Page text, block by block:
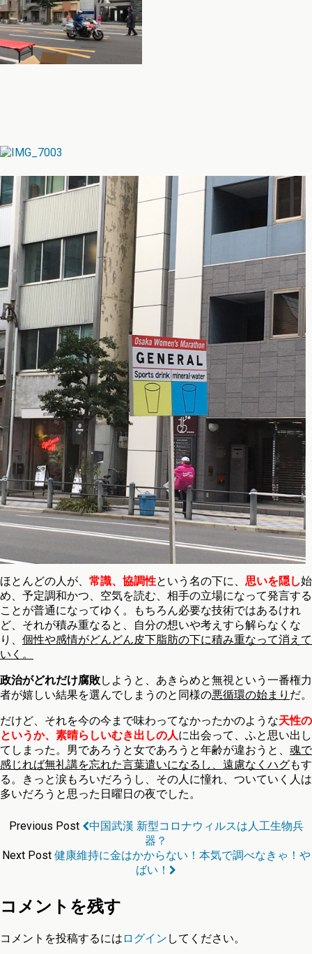
ほとんどの人が、 常識、協調性という名の下に、 思いを隠し始
め、予定調和かつ、空気を読む、相手の立場になって発言する
ことが普通になってゆく。もちろん必要な技術ではあるけれ
ど、それが積み重なると、自分の想いや考えすら解らなくな
り、 個性や感情がどんどん皮下脂肪の下に積み重なって消えて
いく。
政治がどれだけ腐敗しようと、あきらめと無視という一番権力
者が嬉しい結果を選んでしまうのと同様の悪循環の始まり だ。
だけど、それを今の今まで味わってなかったかのような天性の
というか、素晴らしいむき出しの人に出会って、ふと思い出し
てしまった。男であろうと女であろうと年齢が違おうと、 魂で
感じれば無礼講を忘れた言葉遣いになるし、遠慮なくハグもす
る。きっと涙もろいだろうし、その人に憧れ、ついていく人は
多いだろうと思った日曜日の夜でした。
Previous Post
中国武漢 新型コロナウィルスは人工生物兵
器？
Next Post 健康維持に金はかからない！本気で調べなきゃ！や
ばい！
コメントを残す
コメントを投稿するには ログイン してください。